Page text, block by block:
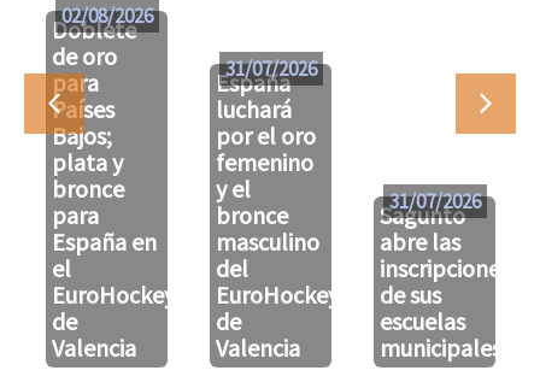
Doblete
de oro
para
Países
Bajos;
plata y
bronce
para
España en
el
EuroHockeyU21
de
Valencia
02/08/2026
España
luchará
por el oro
femenino
y el
bronce
masculino
del
EuroHockeyU21
de
Valencia
31/07/2026
Sagunto
abre las
inscripciones
de sus
escuelas
municipales
31/07/2026